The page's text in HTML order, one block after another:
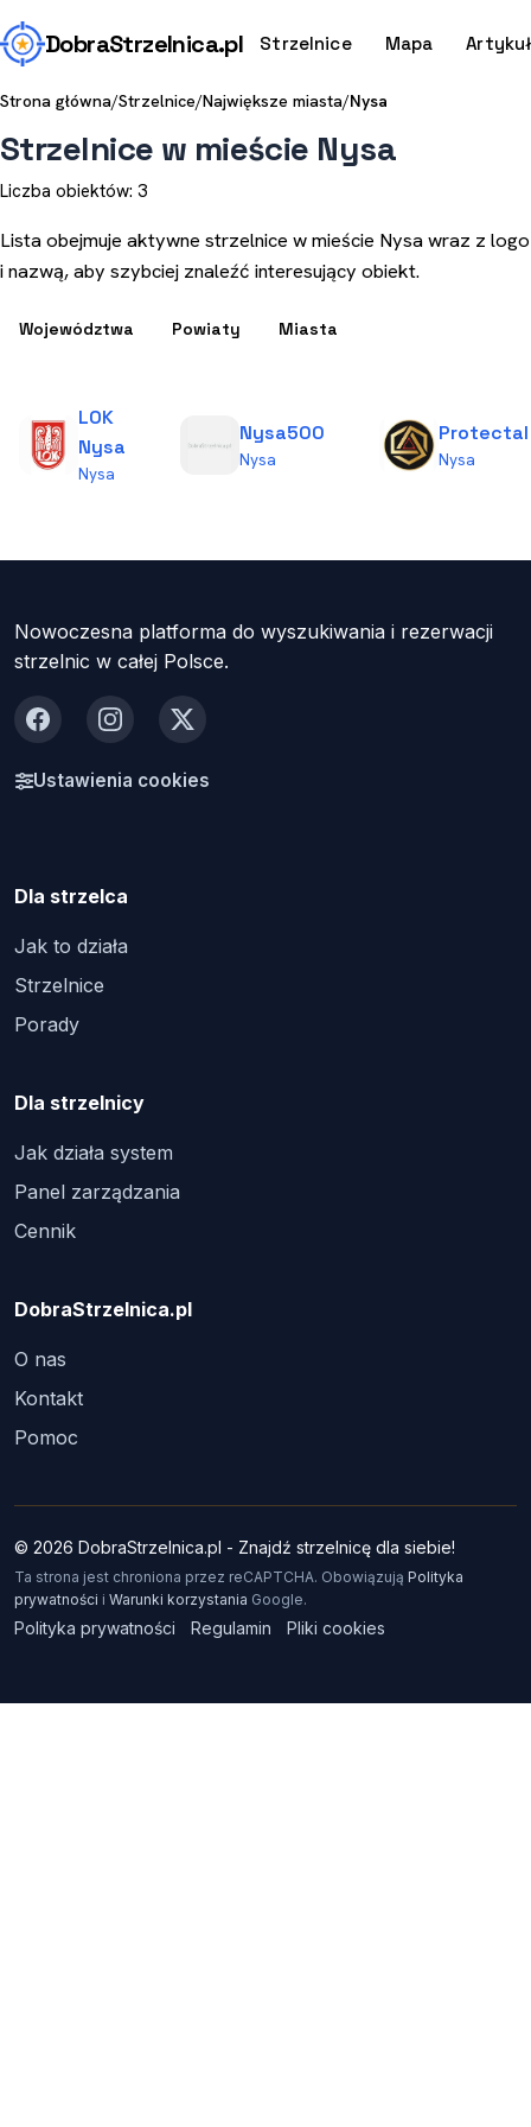
DobraStrzelnica.pl Strzelnice Mapa
Strona główna/Strzelnice/Największe miasta/Nysa
Strzelnice w mieście Nysa
Liczba obiektów: 3
Lista obejmuje aktywne strzelnice w mieście Nysa wraz z logo
i nazwą, aby szybciej znaleźć interesujący obiekt.
Województwa Powiaty Miasta
LOK
Nysa
Nysa
Nysa500
Nysa
Protectal
Nysa
Nowoczesna platforma do wyszukiwania i rezerwacji
strzelnic w całej Polsce.
FacebookInstagram
X
Ustawienia cookies
Dla strzelca
Jak to działa
Strzelnice
Porady
Dla strzelnicy
Jak działa system
Panel zarządzania
Cennik
DobraStrzelnica.pl
O nas
Kontakt
Pomoc
© 2026 DobraStrzelnica.pl - Znajdź strzelnicę dla siebie!
Ta strona jest chroniona przez reCAPTCHA. Obowiązują Polityka
prywatności i Warunki korzystania Google.
Polityka prywatności Regulamin Pliki cookies